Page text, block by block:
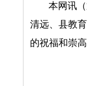
本网讯（
清远、县教
的祝福和崇高